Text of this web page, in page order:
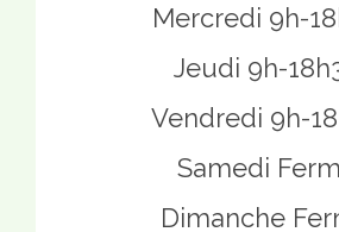
Mercredi 9h-
Jeudi 9h-
Vendredi 9h-
Samedi
Dimanche